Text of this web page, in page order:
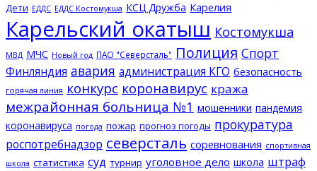
Дети ЕДДС ЕДДС Костомукша КСЦ Дружба Карелия
Карельский окатыш Костомукша
МВД МЧС Новый год ПАО "Северсталь" Полиция Спорт
Финляндия авария администрация КГО безопасность
горячая линия конкурс коронавирус кража
межрайонная больница №1 мошенники пандемия
коронавируса погода пожар прогноз погоды прокуратура
роспотребнадзор северсталь соревнования спортивная
школа статистика суд турнир уголовное дело школа штраф